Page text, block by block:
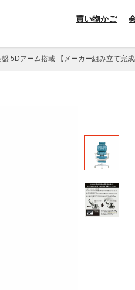
買い物かご
5Dアーム搭載 【メーカー組み立て完成